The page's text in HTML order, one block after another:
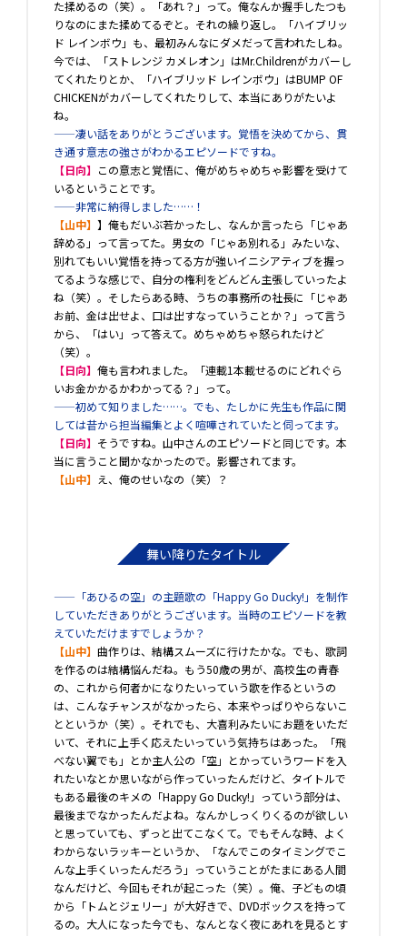
た揉めるの（笑）。「あれ？」って。俺なんか握手したつも
りなのにまた揉めてるぞと。それの繰り返し。「ハイブリッ
ド レインボウ」も、最初みんなにダメだって言われたしね。
今では、「ストレンジ カメレオン」はMr.Childrenがカバーし
てくれたりとか、「ハイブリッド レインボウ」はBUMP OF
CHICKENがカバーしてくれたりして、本当にありがたいよ
ね。
――凄い話をありがとうございます。覚悟を決めてから、貫
き通す意志の強さがわかるエピソードですね。
【日向】 この意志と覚悟に、俺がめちゃめちゃ影響を受けて
いるということです。
――非常に納得しました……！
【山中】】俺もだいぶ若かったし、なんか言ったら「じゃあ
辞める」って言ってた。男女の「じゃあ別れる」みたいな、
別れてもいい覚悟を持ってる方が強いイニシアティブを握っ
てるような感じで、自分の権利をどんどん主張していったよ
ね（笑）。そしたらある時、うちの事務所の社長に「じゃあ
お前、金は出せよ、口は出すなっていうことか？」って言う
から、「はい」って答えて。めちゃめちゃ怒られたけど
（笑）。
【日向】俺も言われました。「連載1本載せるのにどれぐら
いお金かかるかわかってる？」って。
――初めて知りました……。でも、たしかに先生も作品に関
しては昔から担当編集とよく喧嘩されていたと伺ってます。
【日向】 そうですね。山中さんのエピソードと同じです。本
当に言うこと聞かなかったので。影響されてます。
【山中】 え、俺のせいなの（笑）？
舞い降りたタイトル
――「あひるの空」の主題歌の「Happy Go Ducky!」を制作
していただきありがとうございます。当時のエピソードを教
えていただけますでしょうか？
【山中】曲作りは、結構スムーズに行けたかな。でも、歌詞
を作るのは結構悩んだね。もう50歳の男が、高校生の青春
の、これから何者かになりたいっていう歌を作るというの
は、こんなチャンスがなかったら、本来やっぱりやらないこ
とというか（笑）。それでも、大喜利みたいにお題をいただ
いて、それに上手く応えたいっていう気持ちはあった。「飛
べない翼でも」とか主人公の「空」とかっていうワードを入
れたいなとか思いながら作っていったんだけど、タイトルで
もある最後のキメの「Happy Go Ducky!」っていう部分は、
最後までなかったんだよね。なんかしっくりくるのが欲しい
と思っていても、ずっと出てこなくて。でもそんな時、よく
わからないラッキーというか、「なんでこのタイミングでこ
んな上手くいったんだろう」っていうことがたまにある人間
なんだけど、今回もそれが起こった（笑）。俺、子どもの頃
から「トムとジェリー」が大好きで、DVDボックスを持って
るの。大人になった今でも、なんとなく夜にあれを見るとす